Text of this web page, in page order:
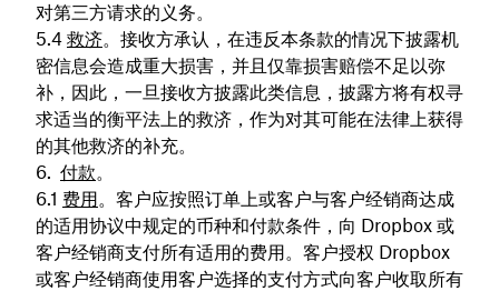
对第三方请求的义务。
救济。接收方承认，在违反本条款的情况下披露机
密信息会造成重大损害，并且仅靠损害赔偿不足以弥
补，因此，一旦接收方披露此类信息，披露方将有权寻
求适当的衡平法上的救济，作为对其可能在法律上获得
的其他救济的补充。
付款。
费用。客户应按照订单上或客户与客户经销商达成
的适用协议中规定的币种和付款条件，向 Dropbox 或
客户经销商支付所有适用的费用。客户授权 Dropbox
或客户经销商使用客户选择的支付方式向客户收取所有